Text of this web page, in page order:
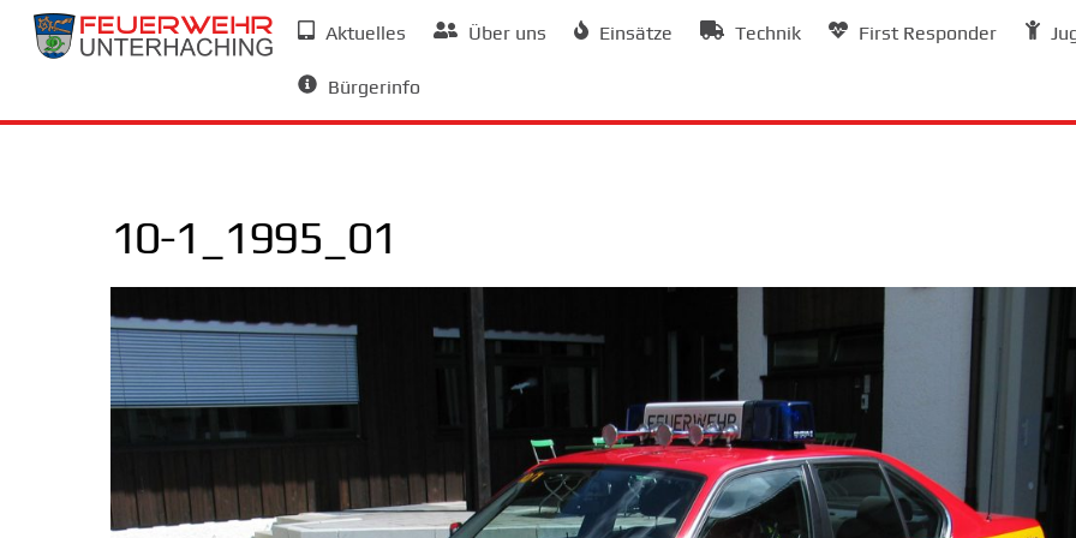
Skip
Aktuelles Über uns Einsätze Technik First Responder
Bürgerinfo
10-1_1995_01